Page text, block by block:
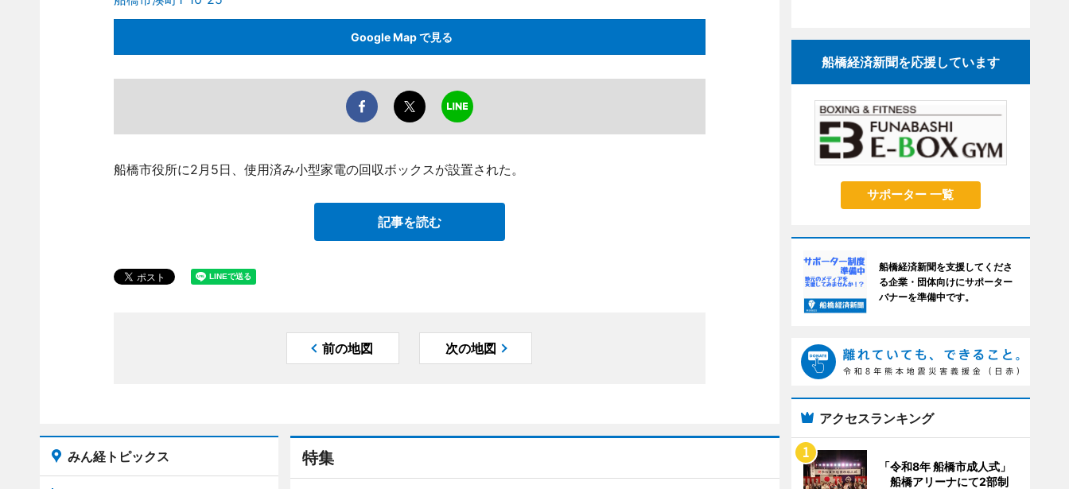
Google Map で見る
船橋市役所に2月5日、使用済み小型家電の回収ボックスが設置された。
記事を読む
前の地図 次の地図
特集
みん経トピックス
船橋経済新聞を応援しています
サポーター 一覧
船橋経済新聞を支援してくださ
る企業・団体向けにサポーター
バナーを準備中です。
アクセスランキング
「令和8年 船橋市成人式」
船橋アリーナにて2部制